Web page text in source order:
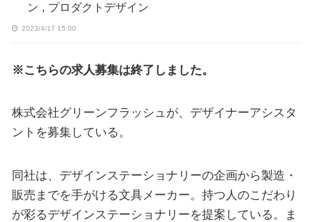
ン , プロダクトデザイン
2023/4/17 15:00
※こちらの求人募集は終了しました。
株式会社グリーンフラッシュが、デザイナーアシスタ
ントを募集している。
同社は、デザインステーショナリーの企画から製造・
販売までを手がける文具メーカー。持つ人のこだわり
が彩るデザインステーショナリーを提案している。ま